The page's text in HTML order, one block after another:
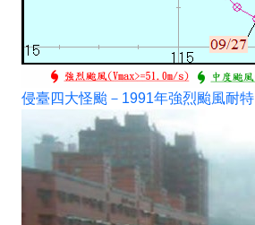
侵臺四大怪颱－1991年強烈颱風耐特